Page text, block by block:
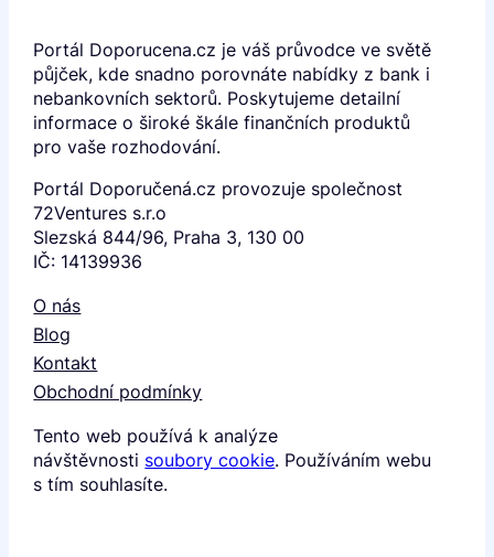
Portál Doporucena.cz je váš průvodce ve světě
půjček, kde snadno porovnáte nabídky z bank i
nebankovních sektorů. Poskytujeme detailní
informace o široké škále finančních produktů
pro vaše rozhodování.
Portál Doporučená.cz provozuje společnost
72Ventures s.r.o
Slezská 844/96, Praha 3, 130 00
IČ: 14139936
O nás
Blog
Kontakt
Obchodní podmínky
Tento web používá k analýze
návštěvnosti soubory cookie. Používáním webu
s tím souhlasíte.